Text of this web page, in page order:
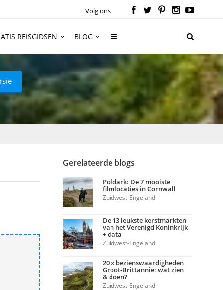
Volg ons
REISGIDSEN BLOG
Gerelateerde blogs
Poldark: De 7 mooiste
filmlocaties in Cornwall
Zuidwest-Engeland
De 13 leukste kerstmarkten
van het Verenigd Koninkrijk
+ data
Zuidwest-Engeland
20 x bezienswaardigheden
Groot-Brittannië: wat zien
& doen?
Zuidwest-Engeland